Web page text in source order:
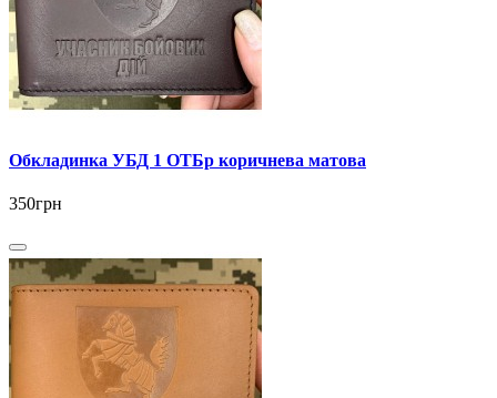
Обкладинка УБД 1 ОТБр коричнева матова
350грн